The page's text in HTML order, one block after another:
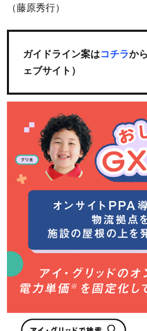
（藤原秀行）
ガイドライン案はコチラか
ェブサイト）